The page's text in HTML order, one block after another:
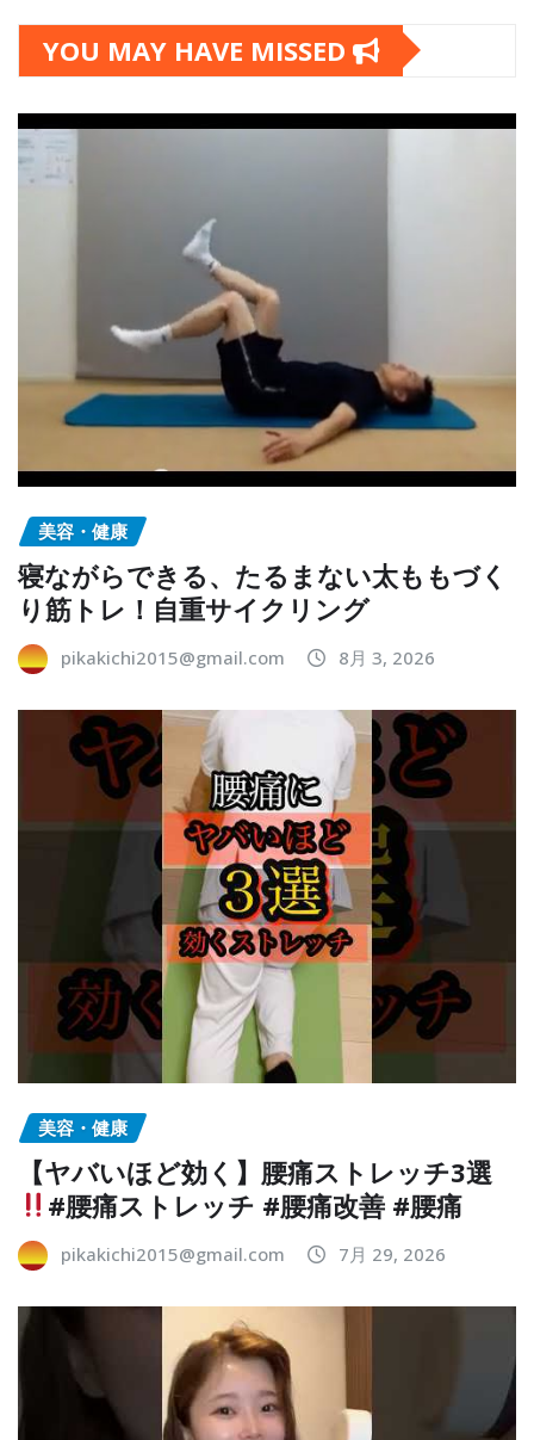
YOU MAY HAVE MISSED
美容・健康
寝ながらできる、たるまない太ももづく
り筋トレ！自重サイクリング
pikakichi2015@gmail.com 8月 3, 2026
美容・健康
【ヤバいほど効く】腰痛ストレッチ3選
#腰痛ストレッチ #腰痛改善 #腰痛
pikakichi2015@gmail.com 7月 29, 2026